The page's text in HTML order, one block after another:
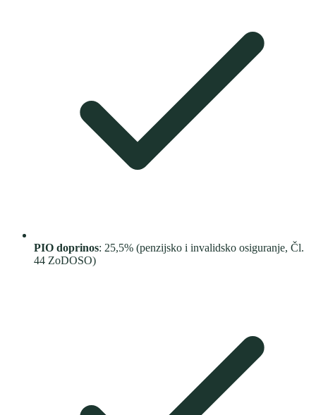
PIO doprinos: 25,5% (penzijsko i invalidsko osiguranje, Čl.
44 ZoDOSO)